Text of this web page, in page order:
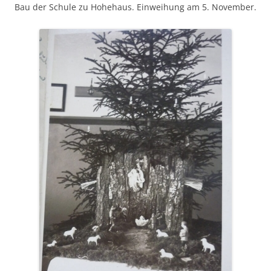
Bau der Schule zu Hohehaus. Einweihung am 5. November.